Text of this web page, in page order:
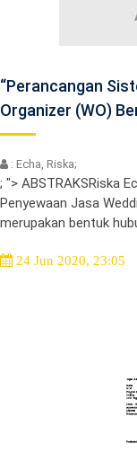
“Perancangan
Organizer (WO)
: Echa, Riska;
; "> ABSTRAKSRiska
Penyewaan Jasa
merupakan bentuk
24 Jun 2020, 23:05